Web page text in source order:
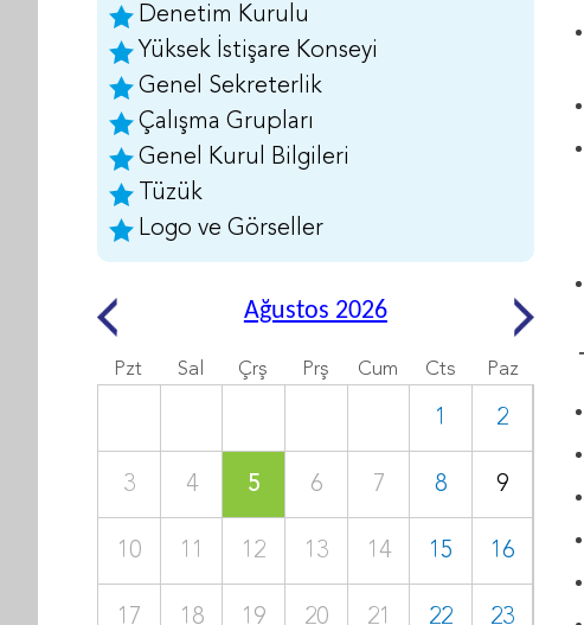
Denetim Kurulu
Yüksek İstişare Konseyi
Genel Sekreterlik
Çalışma Grupları
Genel Kurul Bilgileri
Tüzük
Logo ve Görseller
Ağustos 2026
Pzt Sal Çrş Prş Cum Cts Paz
1 2
3 4 5 6 7 8 9
10 11 12 13 14 15 16
17 18 19 20 21 22 23